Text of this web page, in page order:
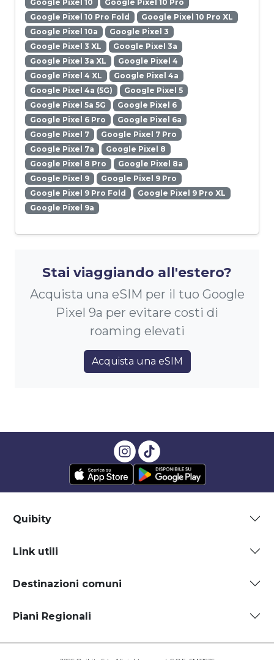
Google Pixel 10
Google Pixel 10 Pro
Google Pixel 10 Pro Fold
Google Pixel 10 Pro XL
Google Pixel 10a
Google Pixel 3
Google Pixel 3 XL
Google Pixel 3a
Google Pixel 3a XL
Google Pixel 4
Google Pixel 4 XL
Google Pixel 4a
Google Pixel 4a (5G)
Google Pixel 5
Google Pixel 5a 5G
Google Pixel 6
Google Pixel 6 Pro
Google Pixel 6a
Google Pixel 7
Google Pixel 7 Pro
Google Pixel 7a
Google Pixel 8
Google Pixel 8 Pro
Google Pixel 8a
Google Pixel 9
Google Pixel 9 Pro
Google Pixel 9 Pro Fold
Google Pixel 9 Pro XL
Google Pixel 9a
Stai viaggiando all'estero?
Acquista una eSIM per il tuo Google
Pixel 9a per evitare costi di
roaming elevati
Acquista una eSIM
Quibity
Link utili
Destinazioni comuni
Piani Regionali